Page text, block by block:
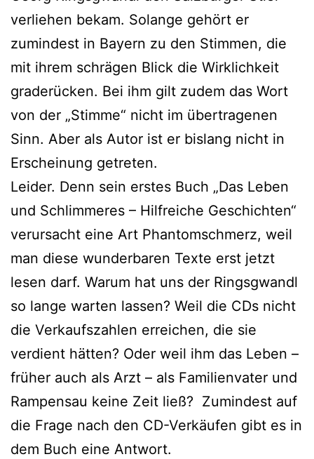
verliehen bekam. Solange gehört er
zumindest in Bayern zu den Stimmen, die
mit ihrem schrägen Blick die Wirklichkeit
graderücken. Bei ihm gilt zudem das Wort
von der „Stimme“ nicht im übertragenen
Sinn. Aber als Autor ist er bislang nicht in
Erscheinung getreten.
Leider. Denn sein erstes Buch „Das Leben
und Schlimmeres – Hilfreiche Geschichten“
verursacht eine Art Phantomschmerz, weil
man diese wunderbaren Texte erst jetzt
lesen darf. Warum hat uns der Ringsgwandl
so lange warten lassen? Weil die CDs nicht
die Verkaufszahlen erreichen, die sie
verdient hätten? Oder weil ihm das Leben –
früher auch als Arzt – als Familienvater und
Rampensau keine Zeit ließ? Zumindest auf
die Frage nach den CD-Verkäufen gibt es in
dem Buch eine Antwort.